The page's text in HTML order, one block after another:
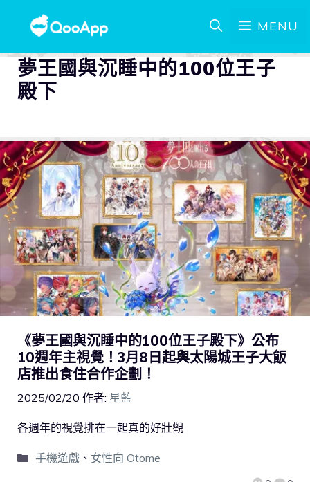
MENU
夢王國與沉睡中的100位王子
殿下
《夢王國與沉睡中的100位王子殿下》公布
10週年主視覺！3月8日起與太陽城王子大飯
店推出食住合作企劃！
2025/02/20 作者: 星藍
各週年的視覺排在一起真的好壯觀
手機遊戲、 女性向 Otome